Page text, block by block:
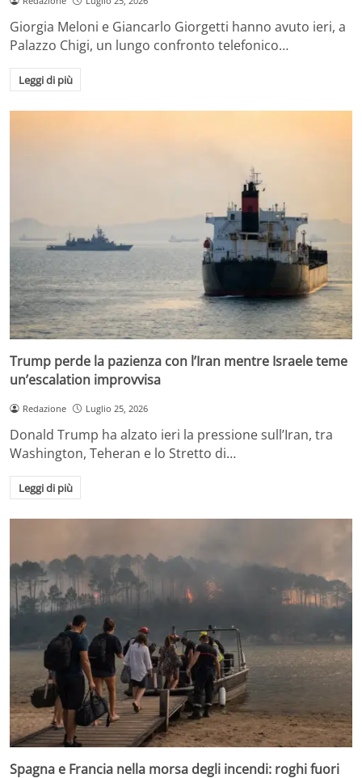
Giorgia Meloni e Giancarlo Giorgetti hanno avuto ieri, a
Palazzo Chigi, un lungo confronto telefonico…
Leggi di più
Trump perde la pazienza con l’Iran mentre Israele teme
un’escalation improvvisa
Redazione Luglio 25, 2026
Donald Trump ha alzato ieri la pressione sull’Iran, tra
Washington, Teheran e lo Stretto di…
Leggi di più
Spagna e Francia nella morsa degli incendi: roghi fuori